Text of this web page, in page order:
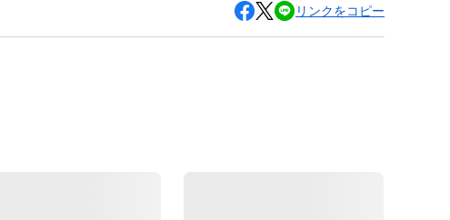
リンクをコピー